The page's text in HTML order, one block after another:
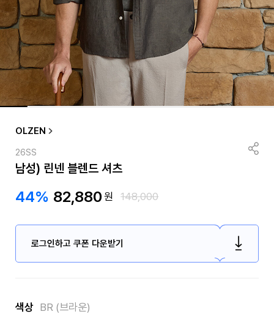
OLZEN
26SS
남성) 린넨 블렌드 셔츠
44% 82,880원 148,000
로그인하고 쿠폰 다운받기
색상 BR (브라운)